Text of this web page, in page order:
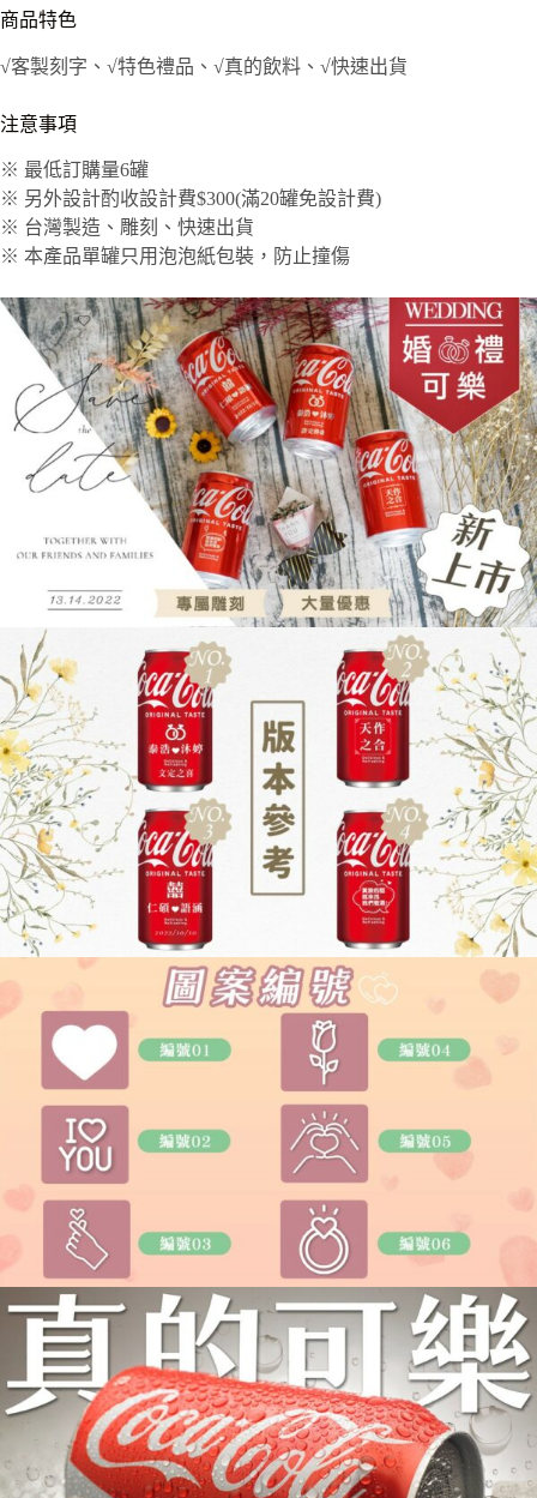
商品特色
√客製刻字、√特色禮品、√真的飲料、√快速出貨
注意事項
※ 最低訂購量6罐
※ 另外設計酌收設計費$300(滿20罐免設計費)
※ 台灣製造、雕刻、快速出貨
※ 本產品單罐只用泡泡紙包裝，防止撞傷